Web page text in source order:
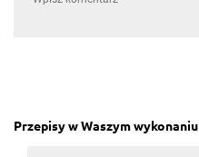
Przepisy w Waszym wykonaniu